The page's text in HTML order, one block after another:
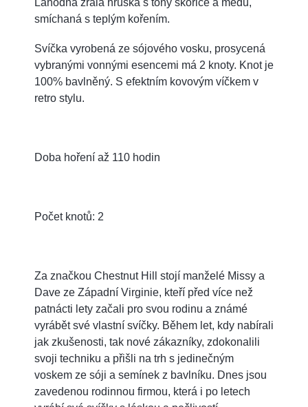
smíchaná s teplým kořením.
Svíčka vyrobená ze sójového vosku, prosycená
vybranými vonnými esencemi má 2 knoty. Knot je
100% bavlněný. S efektním kovovým víčkem v
retro stylu.
Doba hoření až 110 hodin
Počet knotů: 2
Za značkou Chestnut Hill stojí manželé Missy a
Dave ze Západní Virginie, kteří před více než
patnácti lety začali pro svou rodinu a známé
vyrábět své vlastní svíčky. Během let, kdy nabírali
jak zkušenosti, tak nové zákazníky, zdokonalili
svoji techniku a přišli na trh s jedinečným
voskem ze sóji a semínek z bavlníku. Dnes jsou
zavedenou rodinnou firmou, která i po letech